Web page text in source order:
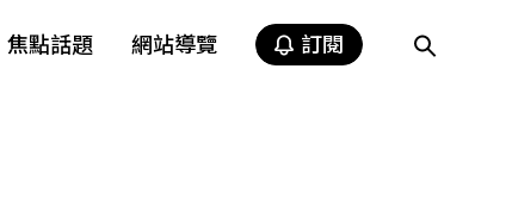
焦點話題 網站導覽 訂閱